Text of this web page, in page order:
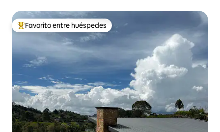
De los mejores en Favorito entre huéspedes
Favorito entre huéspedes